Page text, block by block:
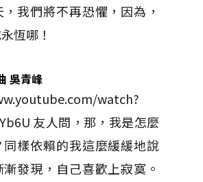
，我們將不再恐懼，因為，
恆哪！
吳青峰
watch?
友人問，那，我是怎麼
樣依賴的我這麼緩緩地說
發現，自己喜歡上寂寞。